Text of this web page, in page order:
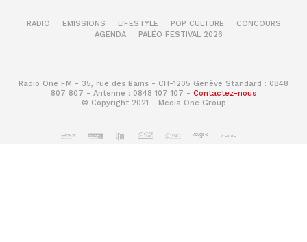
RADIO EMISSIONS LIFESTYLE POP CULTURE
CONCOURS
AGENDA
PALÉO FESTIVAL 2026
Radio One FM - 35, rue des Bains - CH-1205 Genève Standard : 0848
807 807 - Antenne : 0848 107 107 - Contactez-nous
© Copyright 2021 - Media One Group